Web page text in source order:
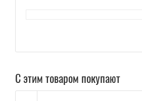
С этим товаром покупают